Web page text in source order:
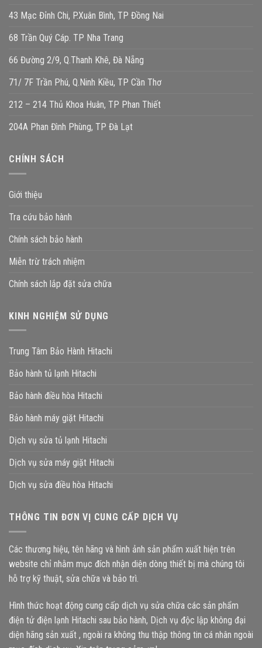
43 Mạc Đỉnh Chi, P.Xuân Bình, TP Đồng Nai
68 Trần Quý Cáp. TP Nha Trang
66 Đường 2/9, Q.Thanh Khê, Đà Nẵng
71/ 7F Trần Phú, Q.Ninh Kiều, TP Cần Thơ
212 – 214 Thủ Khoa Huân, TP Phan Thiết
204A Phan Đình Phùng, TP Đà Lạt
CHÍNH SÁCH
Giới thiệu
Tra cứu bảo hành
Chính sách bảo hành
Miễn trừ trách nhiệm
Chính sách lắp đặt sửa chữa
KINH NGHIỆM SỬ DỤNG
Trung Tâm Bảo Hành Hitachi
Bảo hành tủ lạnh Hitachi
Bảo hành điều hòa Hitachi
Bảo hành máy giặt Hitachi
Dịch vụ sửa tủ lạnh Hitachi
Dịch vụ sửa máy giặt Hitachi
Dịch vụ sửa điều hòa Hitachi
THÔNG TIN ĐƠN VỊ CUNG CẤP DỊCH VỤ
Các thương hiệu, tên hãng và hình ảnh sản phẩm xuất hiện trên
website chỉ nhằm mục đích nhận diện dòng thiết bị mà chúng tôi
hỗ trợ kỹ thuật, sửa chữa và bảo trì.
Hình thức hoạt động cung cấp dịch vụ sửa chữa các sản phẩm
điện tử điện lạnh Hitachi sau bảo hành, Dịch vụ độc lập không đại
diện hãng sản xuất , ngoài ra không thu thập thông tin cá nhân ngoài